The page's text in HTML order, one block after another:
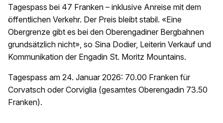
Tagespass bei 47 Franken – inklusive Anreise mit dem
öffentlichen Verkehr. Der Preis bleibt stabil. «Eine
Obergrenze gibt es bei den Oberengadiner Bergbahnen
grundsätzlich nicht», so Sina Dodier, Leiterin Verkauf und
Kommunikation der Engadin St. Moritz Mountains.
Tagespass am 24. Januar 2026: 70.00 Franken für
Corvatsch oder Corviglia (gesamtes Oberengadin 73.50
Franken).